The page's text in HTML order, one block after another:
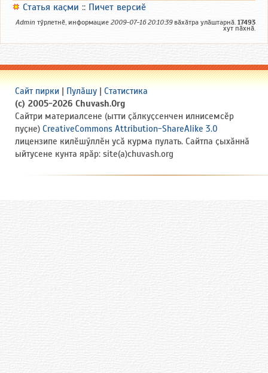
Статья каҫми :: Пичет версиӗ
Admin тӳрлетнӗ, информацие 2009-07-16 20:10:39вӑхӑтра улӑштарнӑ. 17493
хут пӑхнӑ.
Сайт пирки | Пулӑшу | Статистика
(c) 2005-2026 Chuvash.Org
Сайтри материалсене (ытти ҫӑлкуҫсенчен илнисемсӗр
пуҫне) CreativeCommons Attribution-ShareAlike 3.0
лицензипе килӗшӳллӗн усӑ курма пулать. Сайтпа ҫыхӑннӑ
ыйтусене кунта ярӑр: site(a)chuvash.org